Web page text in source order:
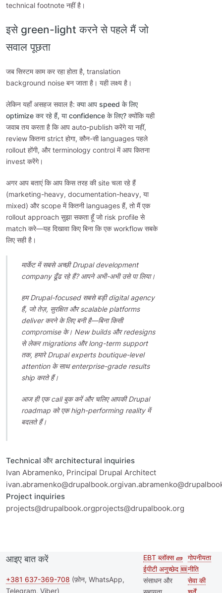
technical footnote नहीं है।
इसे green-light करने से पहले मैं जो
सवाल पूछता
जब सिस्टम काम कर रहा होता है, translation
background noise बन जाता है। यही लक्ष्य है।
लेकिन यहाँ असहज सवाल है: क्या आप speed के लिए
optimize कर रहे हैं, या confidence के लिए? क्योंकि यही
जवाब तय करता है कि आप auto-publish करेंगे या नहीं,
review कितना strict होगा, कौन-सी languages पहले
rollout होंगी, और terminology control में आप कितना
invest करेंगे।
अगर आप बताएं कि आप किस तरह की site चला रहे हैं
(marketing-heavy, documentation-heavy, या
mixed) और scope में कितनी languages हैं, तो मैं एक
rollout approach सुझा सकता हूँ जो risk profile से
match करे—यह दिखावा किए बिना कि एक workflow सबके
लिए सही है।
मार्केट में सबसे अच्छी Drupal development
company ढूँढ रहे हैं? आपने अभी-अभी उसे पा लिया।
हम Drupal-focused सबसे बड़ी digital agency
हैं, जो तेज़, सुरक्षित और scalable platforms
deliver करने के लिए बनी है—बिना किसी
compromise के। New builds और redesigns
से लेकर migrations और long-term support
तक, हमारे Drupal experts boutique-level
attention के साथ enterprise-grade results
ship करते हैं।
आज ही एक call बुक करें और चलिए आपकी Drupal
roadmap को एक high-performing reality में
बदलते हैं।
Technical और architectural inquiries
Ivan Abramenko, Principal Drupal Architect
Project inquiries
projects@drupalbook.orgprojects@drupalbook.org
आइए बात करें
+381 637-369-708 (फ़ोन, WhatsApp,
Telegram, Viber)
Second
footer
EBT ब्लॉक्स 🧱
ईपीटी अनुच्छेद 🆕
संसाधन और
गोपनीयता
नीति
सेवा की